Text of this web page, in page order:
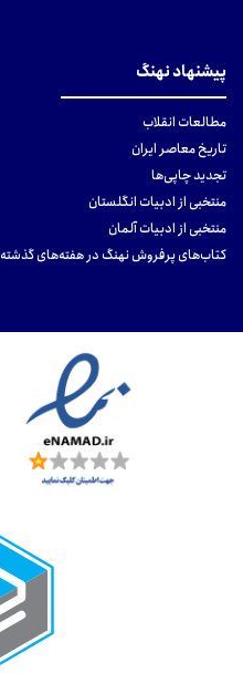
پیشنهاد نهنگ
مطالعات انقلاب
تاریخ معاصر ایران
تجدید چاپی‌ها
منتخبی از ادبیات انگلستان
منتخبی از ادبیات آلمان
کتاب‌های پرفروش نهنگ در هفته‌های گذشته